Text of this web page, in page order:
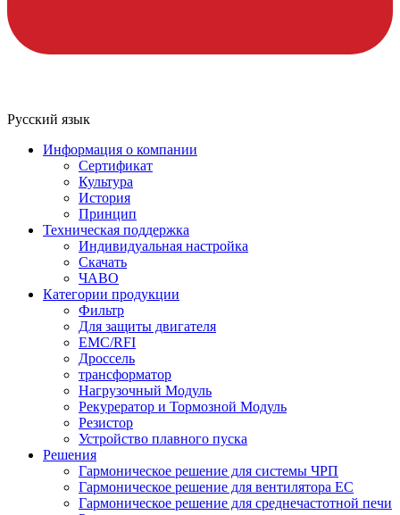
Русский язык
Информация о компании
Сертификат
Культура
История
Принцип
Техническая поддержка
Индивидуальная настройка
Скачать
ЧАВО
Категории продукции
Фильтр
Для защиты двигателя
EMC/RFI
Дроссель
трансформатор
Нагрузочный Модуль
Рекурератор и Тормозной Модуль
Резистор
Устройство плавного пуска
Решения
Гармоническое решение для системы ЧРП
Гармоническое решение для вентилятора EC
Гармоническое решение для среднечастотной печи